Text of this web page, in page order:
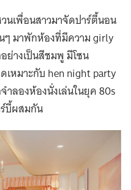
นเพื่อนสาวมาจัดปาร์ตี้นอน
มาพักห้องที่มีความ girly
างเป็นสีชมพู มีโซน
หมาะกับ hen night party
ลองห้องนั่งเล่นในยุค 80s
บี้ผสมกัน